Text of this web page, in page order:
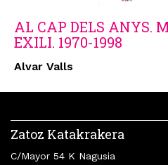
AL CAP DELS ANYS.
EXILI. 1970-1998
Alvar Valls
Zatoz Katakrakera
C/Mayor 54 K Nagusia